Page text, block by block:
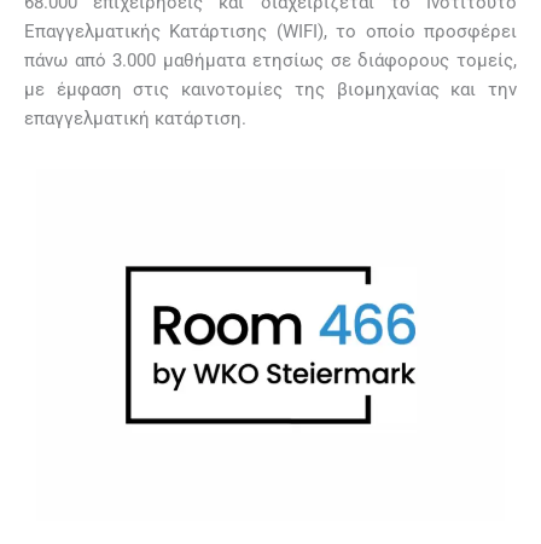
Επαγγελματικής Κατάρτισης (WIFI), το οποίο προσφέρει
πάνω από 3.000 μαθήματα ετησίως σε διάφορους τομείς,
με έμφαση στις καινοτομίες της βιομηχανίας και την
επαγγελματική κατάρτιση.